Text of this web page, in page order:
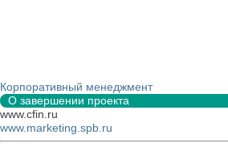
Корпоративный менеджмент
О завершении проекта
www.cfin.ru
www.marketing.spb.ru